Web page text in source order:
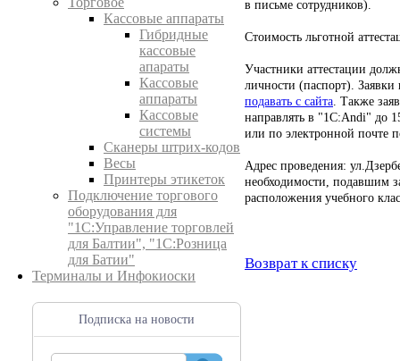
Кассовые аппараты
Гибридные
кассовые
апараты
Кассовые
аппараты
Кассовые
системы
Сканеры штрих-кодов
Весы
Принтеры этикеток
Подключение торгового
оборудования для
"1С:Управление торговлей
для Балтии", "1С:Розница
для Батии"
Терминалы и Инфокиоски
Подписка на новости
в письме сотрудников).
Стоимость льготной
Участники аттестации
личности (паспорт). Заявки
подавать с сайта . Также
направлять в "1C:Andi" до
или по электронной почте
Адрес проведения:
необходимости, подавшим
расположения учебного
Возврат к списку